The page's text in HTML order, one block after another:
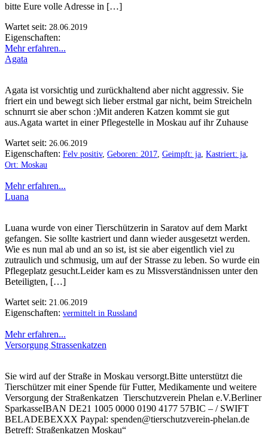
bitte Eure volle Adresse in […]
Wartet seit: 28.06.2019
Eigenschaften:
Mehr erfahren...
Agata
Agata ist vorsichtig und zurückhaltend aber nicht aggressiv. Sie
friert ein und bewegt sich lieber erstmal gar nicht, beim Streicheln
schnurrt sie aber schon :)Mit anderen Katzen kommt sie gut
aus.Agata wartet in einer Pflegestelle in Moskau auf ihr Zuhause
Wartet seit: 26.06.2019
Eigenschaften: Felv positiv, Geboren: 2017 Geimpft: ja Kastriert: ja
Ort: Moskau
Mehr erfahren...
Luana
Luana wurde von einer Tierschützerin in Saratov auf dem Markt
gefangen. Sie sollte kastriert und dann wieder ausgesetzt werden.
Wie es nun mal ab und an so ist, ist sie aber eigentlich viel zu
zutraulich und schmusig, um auf der Strasse zu leben. So wurde ein
Pflegeplatz gesucht.Leider kam es zu Missverständnissen unter den
Beteiligten, […]
Wartet seit: 21.06.2019
Eigenschaften: vermittelt in Russland
Mehr erfahren...
Versorgung Strassenkatzen
Sie wird auf der Straße in Moskau versorgt.Bitte unterstützt die
Tierschützer mit einer Spende für Futter, Medikamente und weitere
Versorgung der Straßenkatzen Tierschutzverein Phelan e.V.Berliner
SparkasseIBAN DE21 1005 0000 0190 4177 57BIC – / SWIFT
BELADEBEXXX Paypal: spenden@tierschutzverein-phelan.de
Betreff: Straßenkatzen Moskau“